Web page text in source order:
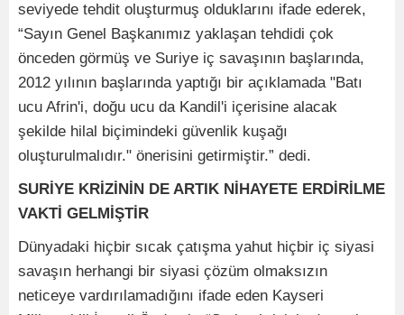
seviyede tehdit oluşturmuş olduklarını ifade ederek,
“Sayın Genel Başkanımız yaklaşan tehdidi çok
önceden görmüş ve Suriye iç savaşının başlarında,
2012 yılının başlarında yaptığı bir açıklamada "Batı
ucu Afrin'i, doğu ucu da Kandil'i içerisine alacak
şekilde hilal biçimindeki güvenlik kuşağı
oluşturulmalıdır." önerisini getirmiştir.” dedi.
SURİYE KRİZİNİN DE ARTIK NİHAYETE ERDİRİLME
VAKTİ GELMİŞTİR
Dünyadaki hiçbir sıcak çatışma yahut hiçbir iç siyasi
savaşın herhangi bir siyasi çözüm olmaksızın
neticeye vardırılamadığını ifade eden Kayseri